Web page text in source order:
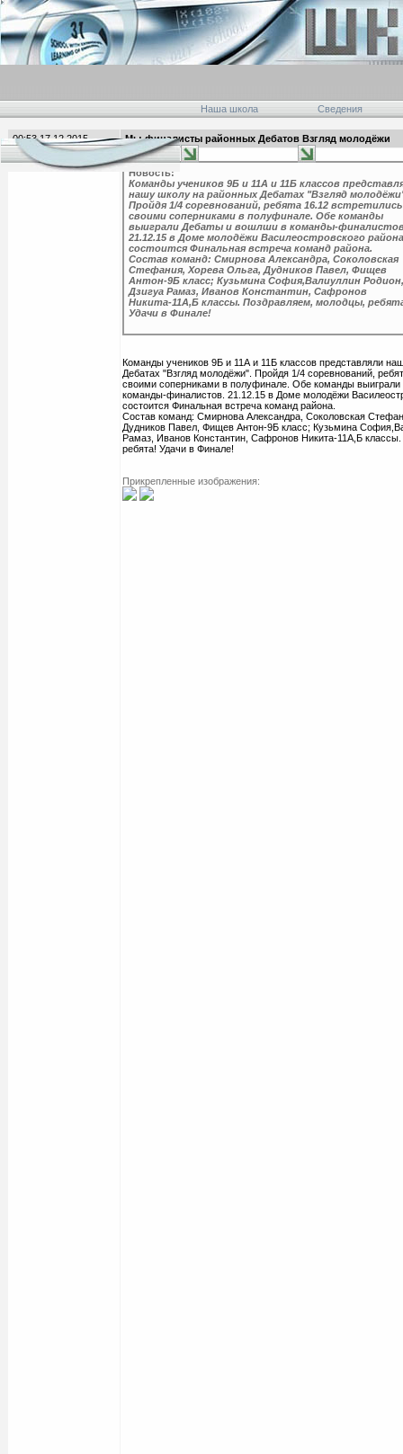
Наша школа Сведения
00:53 17.12.2015
Мы-финалисты районных Дебатов Взгляд молодёжи
Новость:
Команды учеников 9Б и 11А и 11Б классов
нашу школу на районных Дебатах "Взгляд
Пройдя 1/4 соревнований, ребята 16.12
своими соперниками в полуфинале. Обе команды
выиграли Дебаты и вошлши в команды-
21.12.15 в Доме молодёжи Василеостровского района
состоится Финальная встреча команд района.
Состав команд: Смирнова Александра, Соколовская
Стефания, Хорева Ольга, Дудников Павел, Фищев
Антон-9Б класс; Кузьмина София,Валиуллин Родион,
Дзигуа Рамаз, Иванов Константин, Сафронов
Никита-11А,Б классы. Поздравляем, молодцы,
Удачи в Финале!
Команды учеников 9Б и 11А и 11Б классов представляли
Дебатах "Взгляд молодёжи". Пройдя 1/4 соревнований,
своими соперниками в полуфинале. Обе команды
команды-финалистов. 21.12.15 в Доме молодёжи
состоится Финальная встреча команд района.
Состав команд: Смирнова Александра, Соколовская
Дудников Павел, Фищев Антон-9Б класс; Кузьмина
Рамаз, Иванов Константин, Сафронов Никита-11А,Б
ребята! Удачи в Финале!
Прикрепленные изображения: